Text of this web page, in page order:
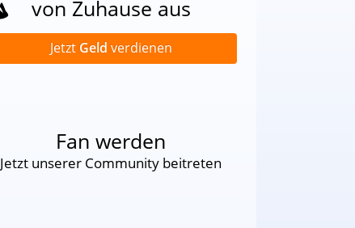
von Zuhause aus
Jetzt Geld verdienen
Fan werden
Jetzt unserer Community beitreten